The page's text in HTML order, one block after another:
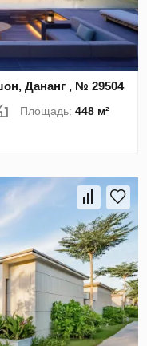
Дананг , № 29504
Площадь:448 м²